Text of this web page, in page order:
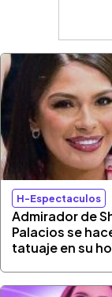
H-Espectaculos
Admirador de
Palacios se
tatuaje en su